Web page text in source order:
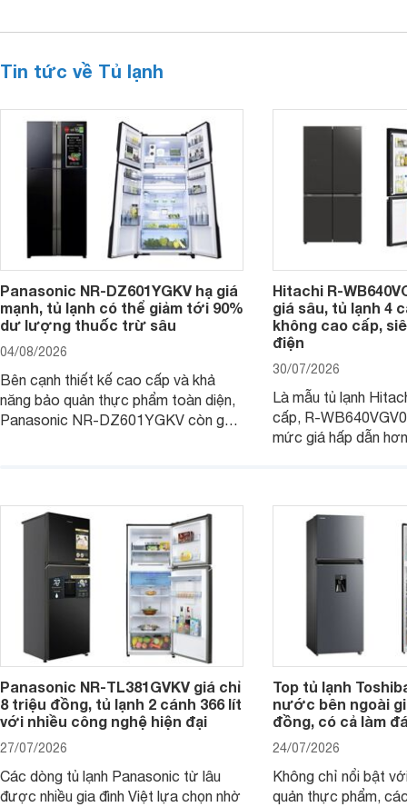
Tin tức về Tủ lạnh
Panasonic NR-DZ601YGKV hạ giá
mạnh, tủ lạnh có thể giảm tới 90%
dư lượng thuốc trừ sâu
04/08/2026
Bên cạnh thiết kế cao cấp và khả
năng bảo quản thực phẩm toàn diện,
Panasonic NR-DZ601YGKV còn gây
Hitachi R-
giá sâu, tủ lạnh 4
không cao cấp,
điện
30/07/2026
Là mẫu tủ lạnh
cấp, R-
mức giá hấp dẫn
nhiều công nghệ.
Panasonic NR-TL381GVKV giá chỉ
8 triệu đồng, tủ lạnh 2 cánh 366 lít
với nhiều công nghệ hiện đại
27/07/2026
Các dòng tủ lạnh Panasonic từ lâu
được nhiều gia đình Việt lựa chọn nhờ
Top tủ lạnh
nước bên ngoài
đồng, có cả làm
24/07/2026
Không chỉ nổi bật
quản thực phẩm,